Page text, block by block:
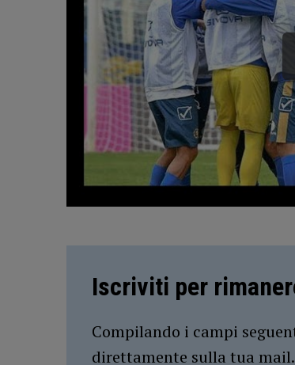
Iscriviti per
Compilando i campi
direttamente sulla tua